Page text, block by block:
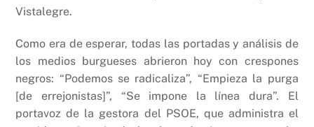
Vistalegre.
Como era de esperar, todas las portadas y análisis de
los medios burgueses abrieron hoy con crespones
negros: “Podemos se radicaliza”, “Empieza la purga
[de errejonistas]”, “Se impone la línea dura”. El
portavoz de la gestora del PSOE, que administra el